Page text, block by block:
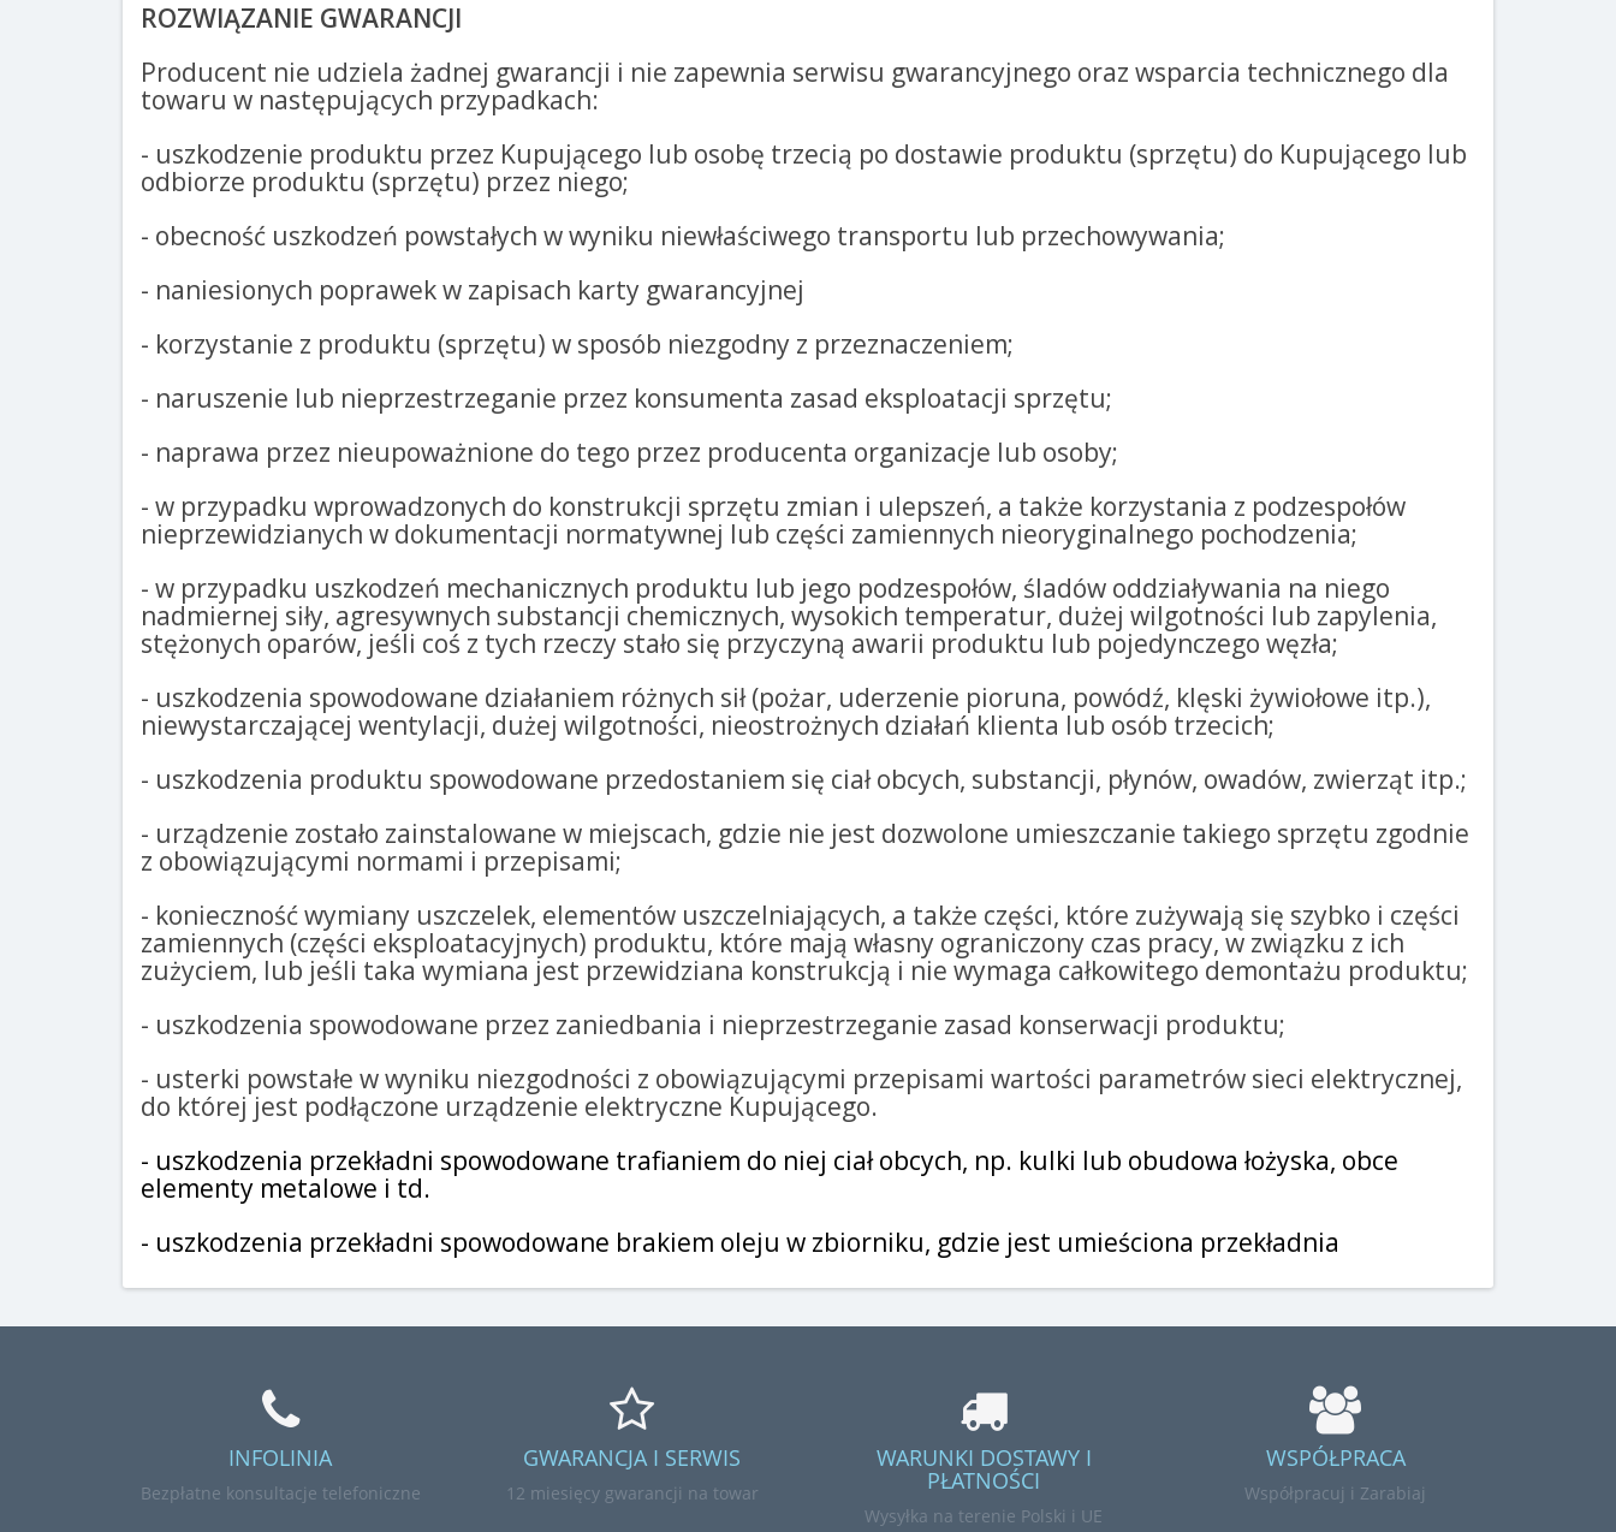
ROZWIĄZANIE GWARANCJI
Producent nie udziela żadnej gwarancji i nie zapewnia serwisu gwarancyjnego oraz wsparcia technicznego dla
towaru w następujących przypadkach:
- uszkodzenie produktu przez Kupującego lub osobę trzecią po dostawie produktu (sprzętu) do Kupującego lub
odbiorze produktu (sprzętu) przez niego;
- obecność uszkodzeń powstałych w wyniku niewłaściwego transportu lub przechowywania;
- naniesionych poprawek w zapisach karty gwarancyjnej
- korzystanie z produktu (sprzętu) w sposób niezgodny z przeznaczeniem;
- naruszenie lub nieprzestrzeganie przez konsumenta zasad eksploatacji sprzętu;
- naprawa przez nieupoważnione do tego przez producenta organizacje lub osoby;
- w przypadku wprowadzonych do konstrukcji sprzętu zmian i ulepszeń, a także korzystania z podzespołów
nieprzewidzianych w dokumentacji normatywnej lub części zamiennych nieoryginalnego pochodzenia;
- w przypadku uszkodzeń mechanicznych produktu lub jego podzespołów, śladów oddziaływania na niego
nadmiernej siły, agresywnych substancji chemicznych, wysokich temperatur, dużej wilgotności lub zapylenia,
stężonych oparów, jeśli coś z tych rzeczy stało się przyczyną awarii produktu lub pojedynczego węzła;
- uszkodzenia spowodowane działaniem różnych sił (pożar, uderzenie pioruna, powódź, klęski żywiołowe itp.),
niewystarczającej wentylacji, dużej wilgotności, nieostrożnych działań klienta lub osób trzecich;
- uszkodzenia produktu spowodowane przedostaniem się ciał obcych, substancji, płynów, owadów, zwierząt itp.;
- urządzenie zostało zainstalowane w miejscach, gdzie nie jest dozwolone umieszczanie takiego sprzętu zgodnie
z obowiązującymi normami i przepisami;
- konieczność wymiany uszczelek, elementów uszczelniających, a także części, które zużywają się szybko i części
zamiennych (części eksploatacyjnych) produktu, które mają własny ograniczony czas pracy, w związku z ich
zużyciem, lub jeśli taka wymiana jest przewidziana konstrukcją i nie wymaga całkowitego demontażu produktu;
- uszkodzenia spowodowane przez zaniedbania i nieprzestrzeganie zasad konserwacji produktu;
- usterki powstałe w wyniku niezgodności z obowiązującymi przepisami wartości parametrów sieci elektrycznej,
do której jest podłączone urządzenie elektryczne Kupującego.
- uszkodzenia przekładni spowodowane trafianiem do niej ciał obcych, np. kulki lub obudowa łożyska, obce
elementy metalowe i td.
- uszkodzenia przekładni spowodowane brakiem oleju w zbiorniku, gdzie jest umieściona przekładnia
INFOLINIA
Bezpłatne konsultacje telefoniczne
GWARANCJA I SERWIS
12 miesięcy gwarancji na towar
WARUNKI DOSTAWY I
PŁATNOŚCI
Wysyłka na terenie Polski i UE
WSPÓŁPRACA
Współpracuj i Zarabiaj